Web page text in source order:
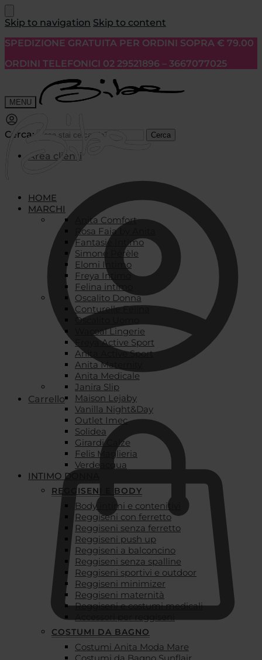
Skip to navigation Skip to content
SPEDIZIONE GRATUITA PER ORDINI SOPRA € 79.00
ORDINI TELEFONICI 02 29521896 – 3667077025
MENU
Cerca: Cerca
Area clienti
Carrello
HOME
MARCHI
Anita Comfort
Rosa Faia by Anita
Fantasie Intimo
Simone Pérèle
Elomi Intimo
Freya Intimo
Felina intimo
Oscalito Donna
Conturelle Felina
Oscalito Uomo
Wacoal Lingerie
Freya Active Sport
Anita Active Sport
Anita Maternity
Anita Medicale
Janira Slip
Maison Lejaby
Vanilla Night&Day
Outlet Imec
Solidea
Girardi Calze
Felis Maglieria
Verdeacqua
INTIMO DONNA
REGGISENI E BODY
Body intimi e contenitivi
Reggiseni con ferretto
Reggiseni senza ferretto
Reggiseni push up
Reggiseni a balconcino
Reggiseni senza spalline
Reggiseni sportivi e outdoor
Reggiseni minimizer
Reggiseni maternità
Reggiseni e costumi medicali
Accessori per reggiseni
COSTUMI DA BAGNO
Costumi Anita Moda Mare